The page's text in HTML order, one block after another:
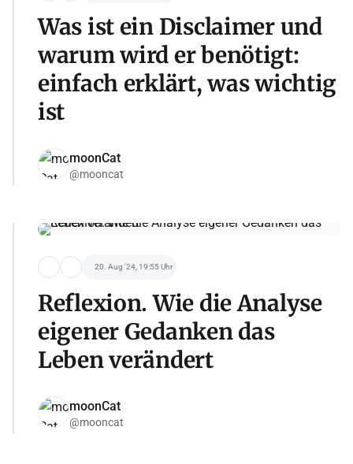
Was ist ein Disclaimer und
warum wird er benötigt:
einfach erklärt, was wichtig
ist
moonCat
@mooncat
20. Aug '24, 19:55 Uhr
Reflexion. Wie die Analyse
eigener Gedanken das
Leben verändert
moonCat
@mooncat